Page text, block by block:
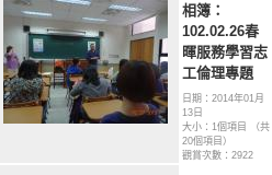
相簿：
102.02.26春
暉服務學習志
工倫理專題
日期：2014年01月
13日
大小：1個項目 （共
20個項目）
觀賞次數：2922